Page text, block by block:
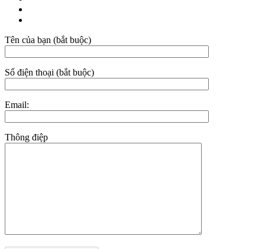
Tên của bạn (bắt buộc)
Số điện thoại (bắt buộc)
Email:
Thông điệp